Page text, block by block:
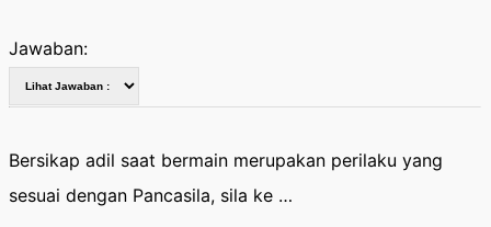
Jawaban:
Bersikap adil saat bermain merupakan perilaku yang
sesuai dengan Pancasila, sila ke …